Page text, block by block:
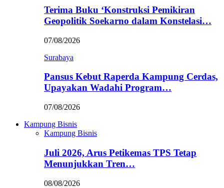
Terima Buku ‘Konstruksi Pemikiran
Geopolitik Soekarno dalam Konstelasi…
07/08/2026
Surabaya
Pansus Kebut Raperda Kampung Cerdas,
Upayakan Wadahi Program…
07/08/2026
Kampung Bisnis
Kampung Bisnis
Juli 2026, Arus Petikemas TPS Tetap
Menunjukkan Tren…
08/08/2026